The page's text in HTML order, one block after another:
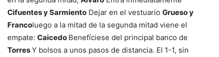
Cifuentes y Sarmiento Dejar en el vestuario Grueso y
Francoluego a la mitad de la segunda mitad viene el
empate: Caicedo Benefíciese del principal banco de
TorresY bolsos a unos pasos de distancia. El 1-1, sin